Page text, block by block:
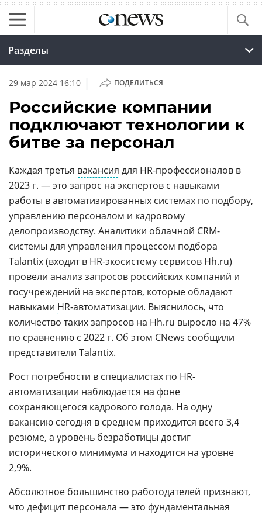
Разделы
29 мар 2024 16:10 | ПОДЕЛИТЬСЯ
Российские компании
подключают технологии к
битве за персонал
Каждая третья вакансия для HR-профессионалов в
2023 г. — это запрос на экспертов с навыками
работы в автоматизированных системах по подбору,
управлению персоналом и кадровому
делопроизводству. Аналитики облачной CRM-
системы для управления процессом подбора
Talantix (входит в HR-экосистему сервисов Нh.ru)
провели анализ запросов российских компаний и
госучреждений на экспертов, которые обладают
навыками HR-автоматизации. Выяснилось, что
количество таких запросов на Нh.ru выросло на 47%
по сравнению с 2022 г. Об этом CNews сообщили
представители Talantix.
Рост потребности в специалистах по HR-
автоматизации наблюдается на фоне
сохраняющегося кадрового голода. На одну
вакансию сегодня в среднем приходится всего 3,4
резюме, а уровень безработицы достиг
исторического минимума и находится на уровне
2,9%.
Абсолютное большинство работодателей признают,
что дефицит персонала — это фундаментальная